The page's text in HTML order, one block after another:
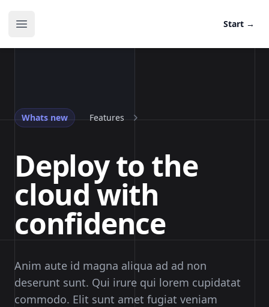
Open main menu Start →
Whats new Features
Deploy to the
cloud with
confidence
Anim aute id magna aliqua ad ad non
deserunt sunt. Qui irure qui lorem cupidatat
commodo. Elit sunt amet fugiat veniam